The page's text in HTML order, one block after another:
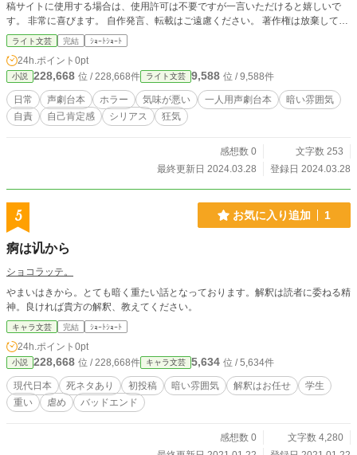
稿サイトに使用する場合は、使用許可は不要ですが一言いただけると嬉しいで
す。 非常に喜びます。 自作発言、転載はご遠慮ください。 著作権は放棄してお
りません。 使用の際は作者名を記載してください。 内容や世界観が変わらない
程度の変更や語尾、性別の変更、方言は構いません。
ライト文芸 完結 ｼｮｰﾄｼｮｰﾄ
24h.ポイント 0pt
小説 228,668 位 / 228,668件 ライト文芸 9,588 位 / 9,588件
日常 声劇台本 ホラー 気味が悪い 一人用声劇台本
暗い雰囲気
自責
自己肯定感 シリアス 狂気
感想数 0
文字数 253
最終更新日 2024.03.28
登録日 2024.03.28
5 お気に入り追加 1
痾は讥から
ショコラッテ。
やまいはきから。とても暗く重たい話となっております。解釈は読者に委ねる精
神。良ければ貴方の解釈、教えてください。
キャラ文芸 完結 ｼｮｰﾄｼｮｰﾄ
24h.ポイント 0pt
小説 228,668 位 / 228,668件 キャラ文芸 5,634 位 / 5,634件
現代日本 死ネタあり 初投稿 暗い雰囲気 解釈はお任せ
学生
重い
虐め バッドエンド
感想数 0
文字数 4,280